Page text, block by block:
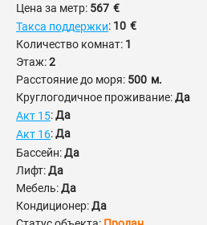
Цена за метр: 567 €
Такса поддержки: 10 €
Количество комнат: 1
Этаж:2
Расстояние до моря: 500 м.
Круглогодичное проживание:Да
Акт 15:Да
Акт 16:Да
Бассейн:Да
Лифт:Да
Мебель:Да
Кондиционер:Да